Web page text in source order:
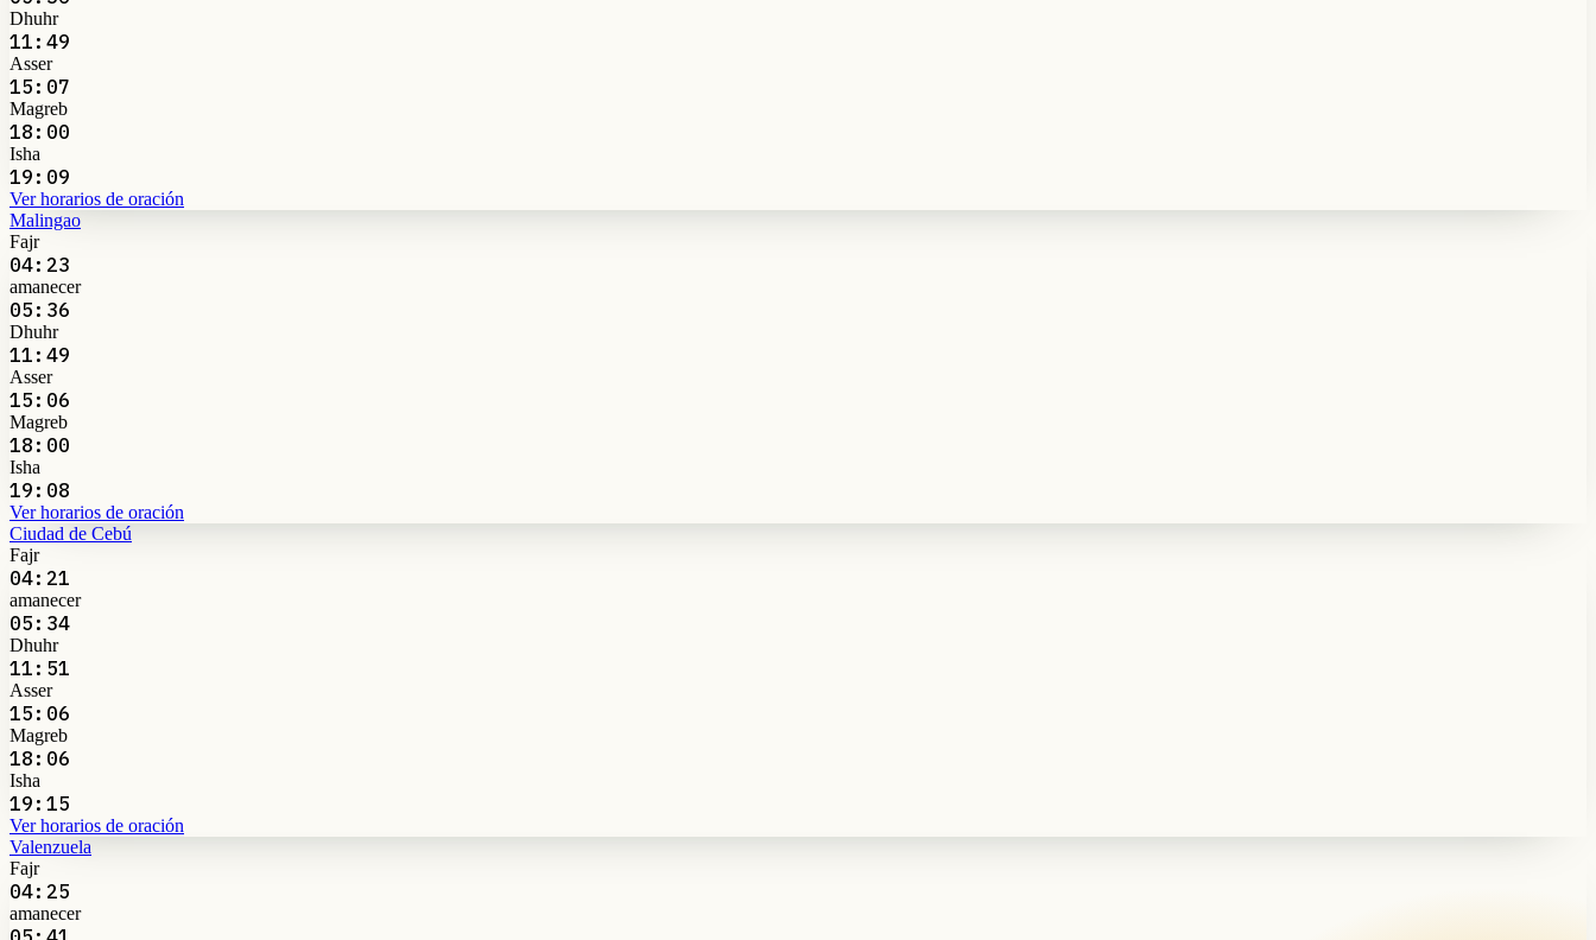
Dhuhr
11:49
Asser
15:07
Magreb
18:00
Isha
19:09
Ver horarios de oración
Malingao
Fajr
04:23
amanecer
05:36
Dhuhr
11:49
Asser
15:06
Magreb
18:00
Isha
19:08
Ver horarios de oración
Ciudad de Cebú
Fajr
04:21
amanecer
05:34
Dhuhr
11:51
Asser
15:06
Magreb
18:06
Isha
19:15
Ver horarios de oración
Valenzuela
Fajr
04:25
amanecer